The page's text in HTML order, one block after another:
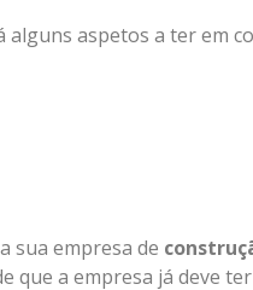
alguns aspetos a ter em
sua empresa de
que a empresa já deve